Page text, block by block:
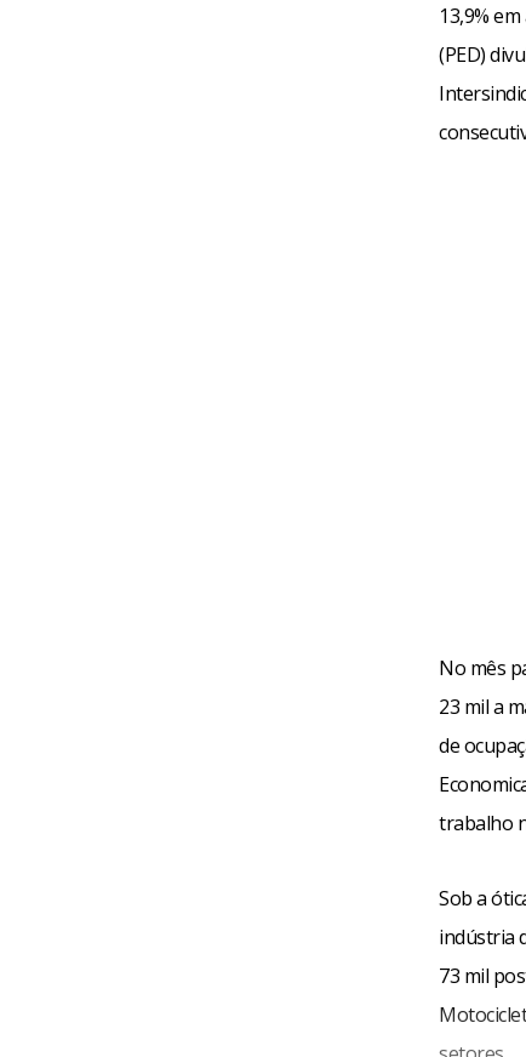
13,9%
(PED)
No mês
23 mil a
de
trabalho
Sob a
indústria
73 mil